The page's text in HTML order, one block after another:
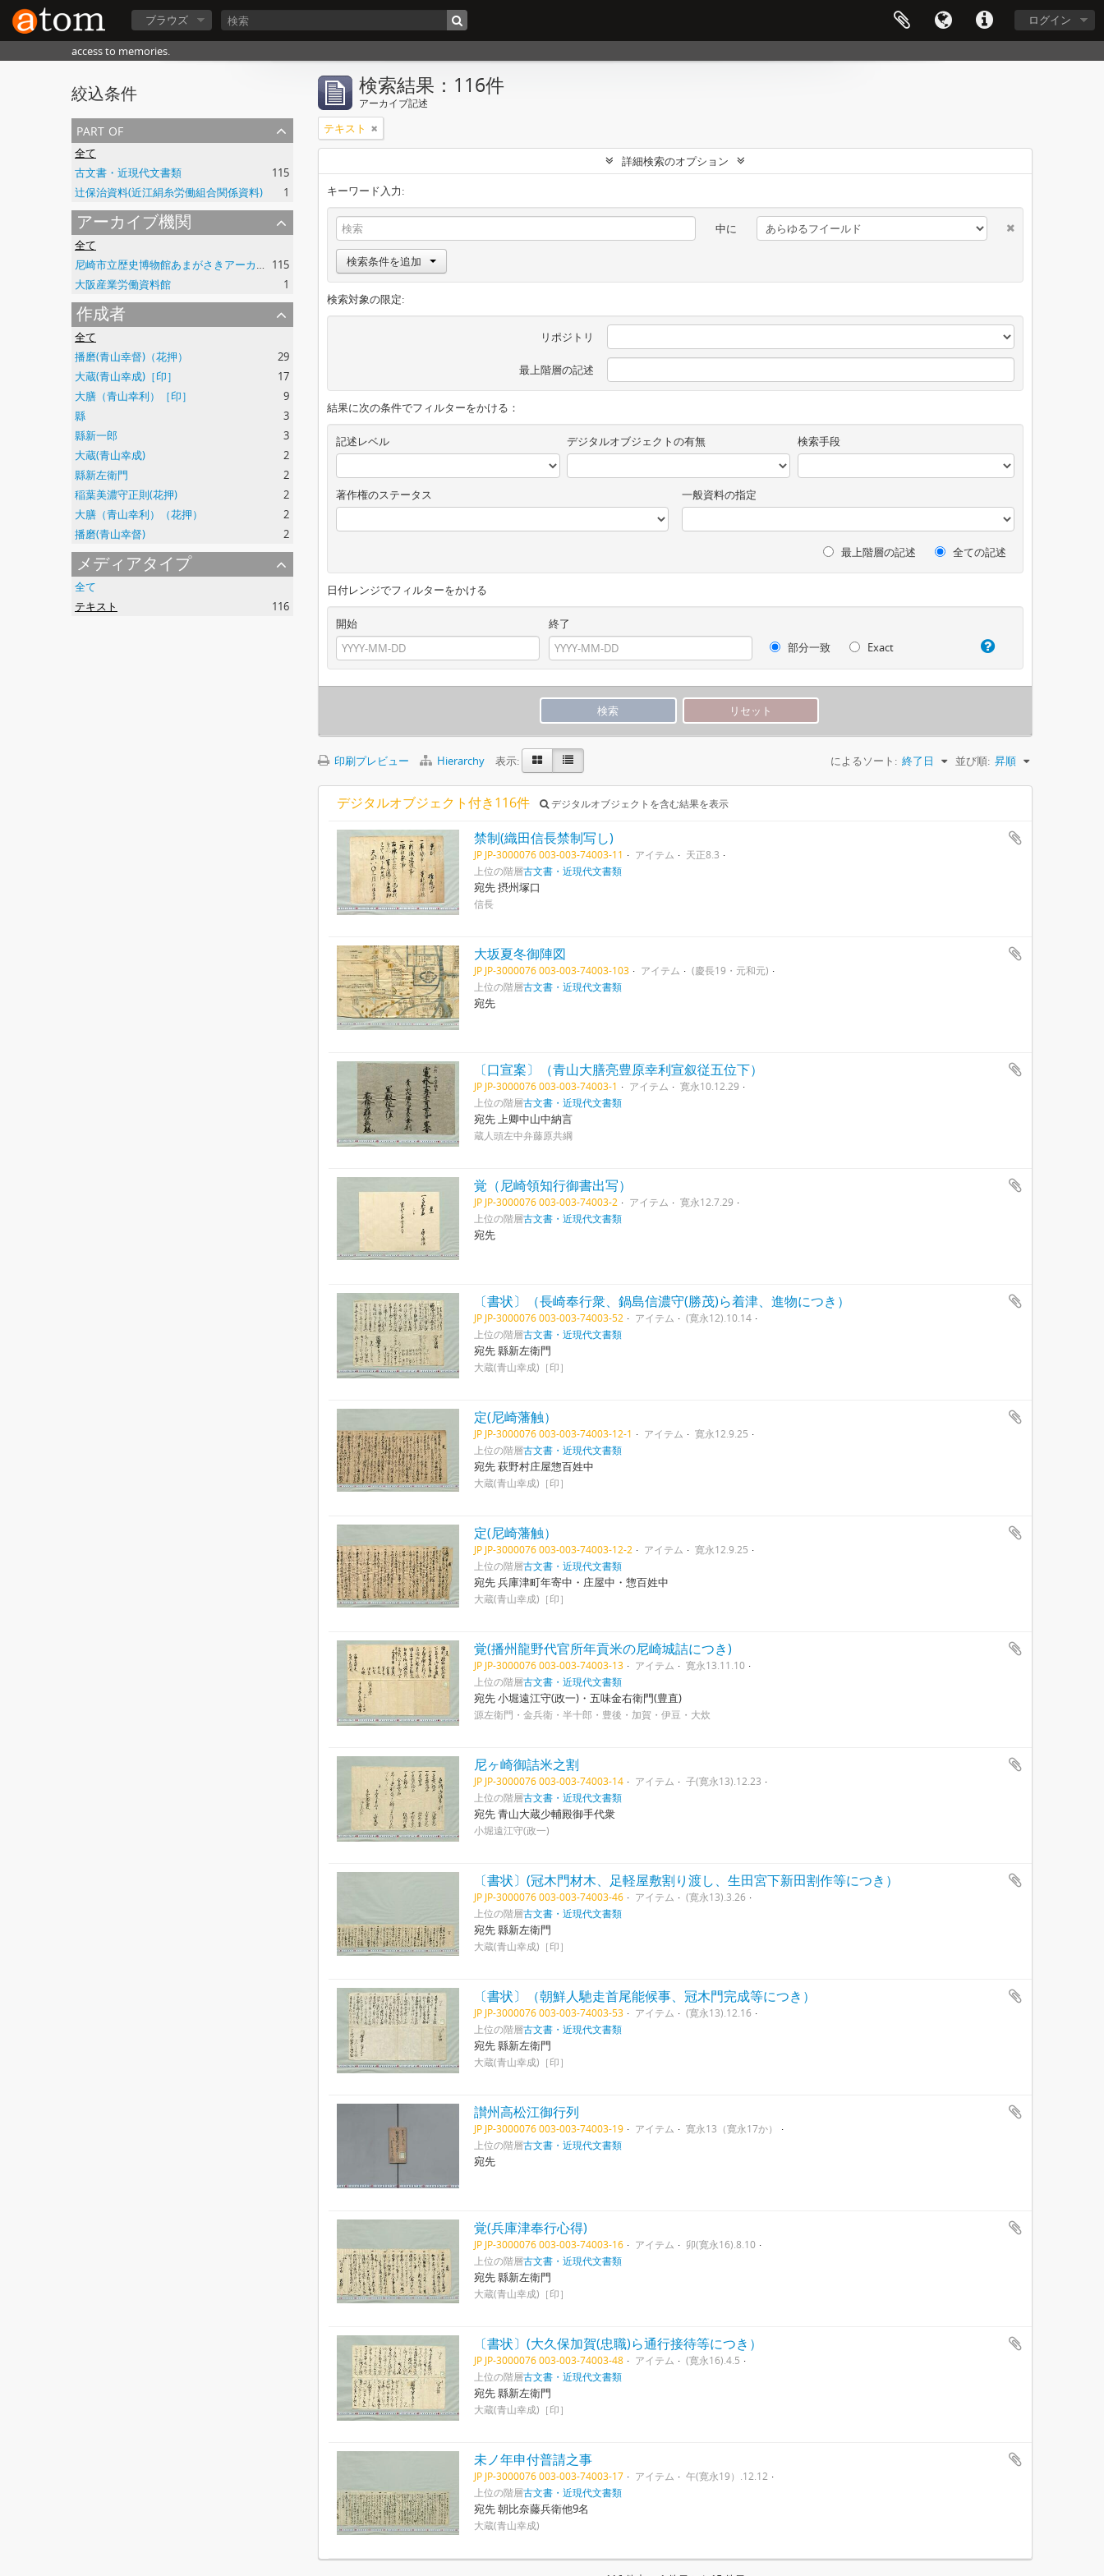
ログイン
ブラウズ
access to memories.
絞込条件
part of
全て
古文書・近現代文書類
115
辻保治資料(近江絹糸労働組合関係資料)
1
アーカイブ機関
全て
尼崎市立歴史博物館あまがさきアーカイブズ
115
大阪産業労働資料館
1
作成者
全て
播磨(青山幸督)（花押）
29
大蔵(青山幸成)［印］
17
大膳（青山幸利）［印］
9
縣
3
縣新一郎
3
大蔵(青山幸成)
2
縣新左衛門
2
稲葉美濃守正則(花押)
2
大膳（青山幸利）（花押）
2
播磨(青山幸督)
2
メディアタイプ
全て
テキスト
116
検索結果：116件
アーカイブ記述
テキスト
詳細検索のオプション
キーワード入力:
中に
検索条件を追加
検索対象の限定:
リポジトリ
最上階層の記述
結果に次の条件でフィルターをかける：
記述レベル デジタルオブジェクトの有無 検索手段
著作権のステータス 一般資料の指定
最上階層の記述 全ての記述
日付レンジでフィルターをかける
開始
終了
部分一致
Exact
印刷プレビュー Hierarchy 表示: によるソート: 終了日 並び順: 昇順
デジタルオブジェクト付き116件 デジタルオブジェクトを含む結果を表示
禁制(織田信長禁制写し)
JP JP-3000076 003-003-74003-11 アイテム
天正8.3
上位の階層古文書・近現代文書類
宛先 摂州塚口
信長
大坂夏冬御陣図
JP JP-3000076 003-003-74003-103 アイテム
(慶長19・元和元)
上位の階層古文書・近現代文書類
宛先
〔口宣案〕（青山大膳亮豊原幸利宣叙従五位下）
JP JP-3000076 003-003-74003-1 アイテム
寛永10.12.29
上位の階層古文書・近現代文書類
宛先 上卿中山中納言
蔵人頭左中弁藤原共綱
覚（尼崎領知行御書出写）
JP JP-3000076 003-003-74003-2 アイテム
寛永12.7.29
上位の階層古文書・近現代文書類
宛先
〔書状〕（長崎奉行衆、鍋島信濃守(勝茂)ら着津、進物につき）
JP JP-3000076 003-003-74003-52 アイテム
(寛永12).10.14
上位の階層古文書・近現代文書類
宛先 縣新左衛門
大蔵(青山幸成)［印］
定(尼崎藩触）
JP JP-3000076 003-003-74003-12-1 アイテム
寛永12.9.25
上位の階層古文書・近現代文書類
宛先 萩野村庄屋惣百姓中
大蔵(青山幸成)［印］
定(尼崎藩触）
JP JP-3000076 003-003-74003-12-2 アイテム
寛永12.9.25
上位の階層古文書・近現代文書類
宛先 兵庫津町年寄中・庄屋中・惣百姓中
大蔵(青山幸成)［印］
覚(播州龍野代官所年貢米の尼崎城詰につき)
JP JP-3000076 003-003-74003-13 アイテム
寛永13.11.10
上位の階層古文書・近現代文書類
宛先 小堀遠江守(政一)・五味金右衛門(豊直)
源左衛門・金兵衛・半十郎・豊後・加賀・伊豆・大炊
尼ヶ崎御詰米之割
JP JP-3000076 003-003-74003-14 アイテム
子(寛永13).12.23
上位の階層古文書・近現代文書類
宛先 青山大蔵少輔殿御手代衆
小堀遠江守(政一)
〔書状〕(冠木門材木、足軽屋敷割り渡し、生田宮下新田割作等につき）
JP JP-3000076 003-003-74003-46 アイテム
(寛永13).3.26
上位の階層古文書・近現代文書類
宛先 縣新左衛門
大蔵(青山幸成)［印］
〔書状〕（朝鮮人馳走首尾能候事、冠木門完成等につき）
JP JP-3000076 003-003-74003-53 アイテム
(寛永13).12.16
上位の階層古文書・近現代文書類
宛先 縣新左衛門
大蔵(青山幸成)［印］
讃州高松江御行列
JP JP-3000076 003-003-74003-19 アイテム
寛永13（寛永17か）
上位の階層古文書・近現代文書類
宛先
覚(兵庫津奉行心得)
JP JP-3000076 003-003-74003-16 アイテム
卯(寛永16).8.10
上位の階層古文書・近現代文書類
宛先 縣新左衛門
大蔵(青山幸成)［印］
〔書状〕(大久保加賀(忠職)ら通行接待等につき）
JP JP-3000076 003-003-74003-48 アイテム
(寛永16).4.5
上位の階層古文書・近現代文書類
宛先 縣新左衛門
大蔵(青山幸成)［印］
未ノ年申付普請之事
JP JP-3000076 003-003-74003-17 アイテム
午(寛永19）.12.12
上位の階層古文書・近現代文書類
宛先 朝比奈藤兵衛他9名
大蔵(青山幸成)